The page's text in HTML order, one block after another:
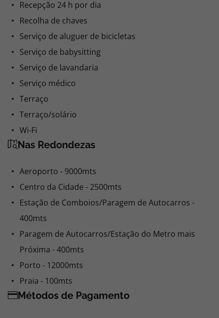
Recepção 24 h por dia
Recolha de chaves
Serviço de aluguer de bicicletas
Serviço de babysitting
Serviço de lavandaria
Serviço médico
Terraço
Terraço/solário
Wi-Fi
Nas Redondezas
Aeroporto - 9000mts
Centro da Cidade - 2500mts
Estação de Comboios/Paragem de Autocarros -
400mts
Paragem de Autocarros/Estação do Metro mais
Próxima - 400mts
Porto - 12000mts
Praia - 100mts
Métodos de Pagamento